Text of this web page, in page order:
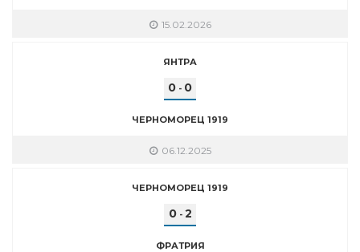
15.02.2026
ЯНТРА
0 - 0
ЧЕРНОМОРЕЦ 1919
06.12.2025
ЧЕРНОМОРЕЦ 1919
0- 2
ФРАТРИЯ